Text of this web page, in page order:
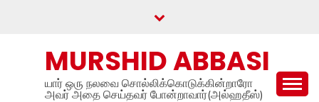
MURSHID ABBASI
யார் ஒரு நலவை சொல்லிக்கொடுக்கின்றாரோ
அவர் அதை செய்தவர் போன்றாவார்(அல்ஹதீஸ்)